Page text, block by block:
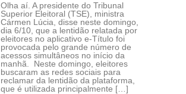
Olha aí. A presidente do Tribunal
Superior Eleitoral (TSE), ministra
Cármen Lúcia, disse neste domingo,
dia 6/10, que a lentidão relatada por
eleitores no aplicativo e-Título foi
provocada pelo grande número de
acessos simultâneos no início da
manhã. Neste domingo, eleitores
buscaram as redes sociais para
reclamar da lentidão da plataforma,
que é utilizada principalmente […]